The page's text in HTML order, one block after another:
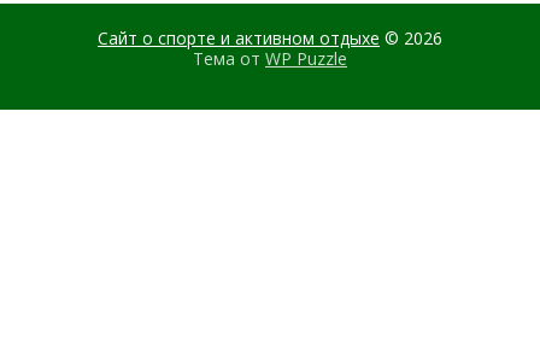
Сайт о спорте и активном отдыхе © 2026
Тема от WP Puzzle